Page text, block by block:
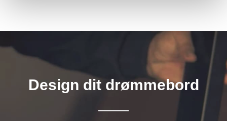
Design dit drømmebord